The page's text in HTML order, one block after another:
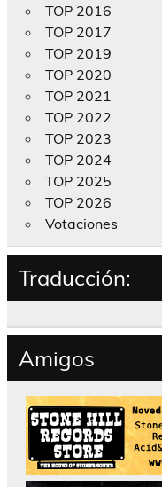
TOP 2016
TOP 2017
TOP 2019
TOP 2020
TOP 2021
TOP 2022
TOP 2023
TOP 2024
TOP 2025
TOP 2026
Votaciones
Traducción:
Amigos